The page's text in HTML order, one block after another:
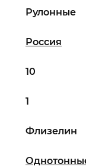
10
1
Флизелин
Россия
Рулонные